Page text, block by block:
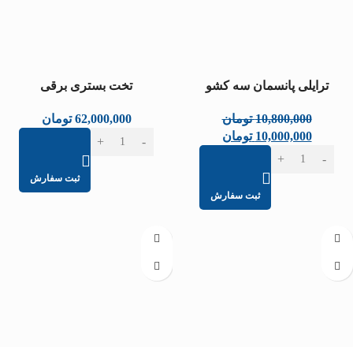
ترایلی پانسمان سه کشو
10,800,000 تومان
10,000,000 تومان
ثبت سفارش
تخت بستری برقی
62,000,000 تومان
ثبت سفارش